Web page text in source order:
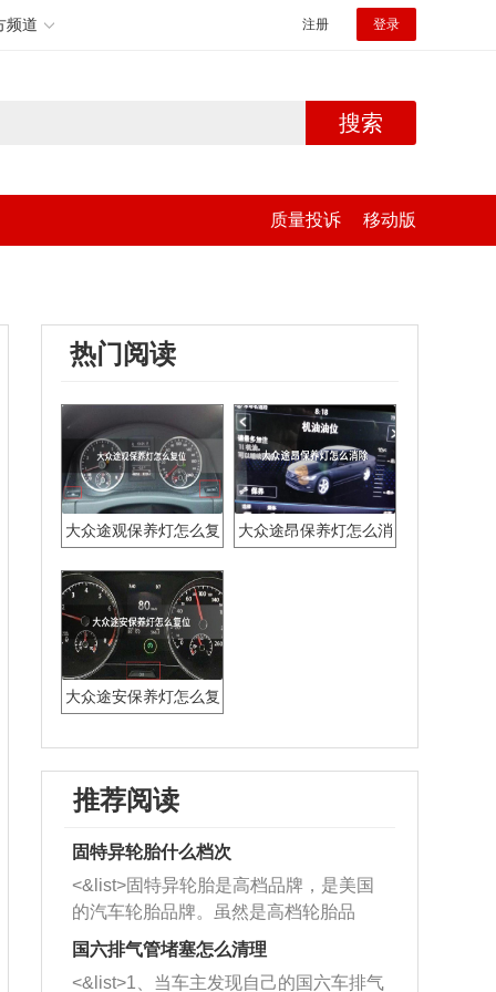
频道 注册 登录
搜索
质量投诉 移动版
热门阅读
大众途观保养灯怎么复
大众途昂保养灯怎么消
大众途安保养灯怎么复
推荐阅读
固特异轮胎什么档次
<&list>固特异轮胎是高档品牌，是美国
的汽车轮胎品牌。虽然是高档轮胎品
牌，但是中高低端的轮胎都有生产，这
也是为了更好的开拓市场。
国六排气管堵塞怎么清理
<&list>1、当车主发现自己的国六车排气